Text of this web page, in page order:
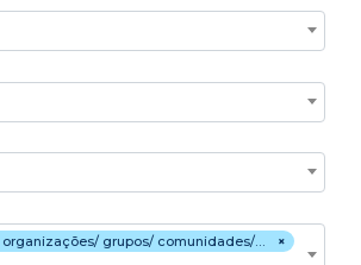
×
grupos/ comunidades/ movimentos sociais